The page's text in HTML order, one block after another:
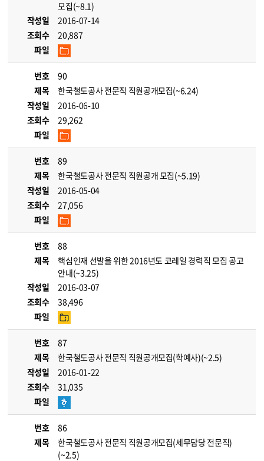
모집(~8.1)
작성일
2016-07-14
조회수
20,887
파일
번호
90
제목
한국철도공사 전문직 직원공개모집(~6.24)
작성일
2016-06-10
조회수
29,262
파일
번호
89
제목
한국철도공사 전문직 직원공개 모집(~5.19)
작성일
2016-05-04
조회수
27,056
파일
번호
88
제목
핵심인재 선발을 위한 2016년도 코레일 경력직 모집 공고
안내(~3.25)
작성일
2016-03-07
조회수
38,496
파일
번호
87
제목
한국철도공사 전문직 직원공개모집(학예사)(~2.5)
작성일
2016-01-22
조회수
31,035
파일
번호
86
제목
한국철도공사 전문직 직원공개모집(세무담당 전문직)
(~2.5)